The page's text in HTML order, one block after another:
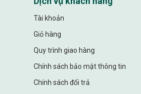
Tài khoản
Giỏ hàng
Quy trình giao hàng
Chính sách bảo mật thông tin
Chính sách đổi trả